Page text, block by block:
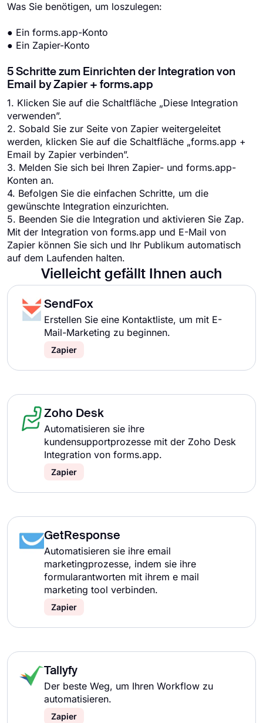
Was Sie benötigen, um loszulegen:
● Ein forms.app-Konto
● Ein Zapier-Konto
5 Schritte zum Einrichten der Integration von
Email by Zapier + forms.app
1. Klicken Sie auf die Schaltfläche „Diese Integration
verwenden”.
2. Sobald Sie zur Seite von Zapier weitergeleitet
werden, klicken Sie auf die Schaltfläche „forms.app +
Email by Zapier verbinden”.
3. Melden Sie sich bei Ihren Zapier- und forms.app-
Konten an.
4. Befolgen Sie die einfachen Schritte, um die
gewünschte Integration einzurichten.
5. Beenden Sie die Integration und aktivieren Sie Zap.
Mit der Integration von forms.app und E-Mail von
Zapier können Sie sich und Ihr Publikum automatisch
auf dem Laufenden halten.
Vielleicht gefällt Ihnen auch
SendFox
Erstellen Sie eine Kontaktliste, um mit E-
Mail-Marketing zu beginnen.
Zapier
Zoho Desk
Automatisieren sie ihre
kundensupportprozesse mit der Zoho Desk
Integration von forms.app.
Zapier
GetResponse
Automatisieren sie ihre email
marketingprozesse, indem sie ihre
formularantworten mit ihrem e mail
marketing tool verbinden.
Zapier
Tallyfy
Der beste Weg, um Ihren Workflow zu
automatisieren.
Zapier